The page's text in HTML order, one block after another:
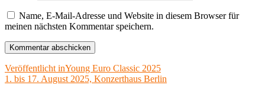
Name, E-Mail-Adresse und Website in diesem Browser für
meinen nächsten Kommentar speichern.
Beitragsnavigation
Veröffentlicht inYoung Euro Classic 2025
1. bis 17. August 2025, Konzerthaus Berlin